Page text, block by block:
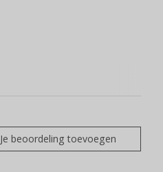
Je beoordeling toevoegen